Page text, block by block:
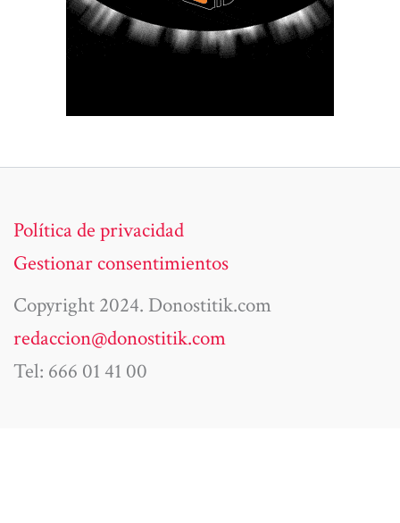
Política de privacidad
Gestionar consentimientos
Copyright 2024. Donostitik.com
redaccion@donostitik.com
Tel: 666 01 41 00